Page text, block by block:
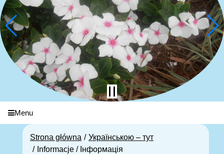
Menu
Strona główna
Українською – тут
Informacje / Інформація